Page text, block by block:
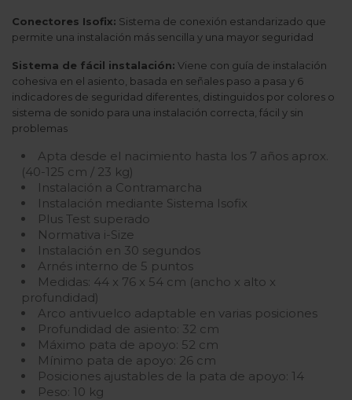
Conectores Isofix: Sistema de conexión estandarizado que
permite una instalación más sencilla y una mayor seguridad
Sistema de fácil instalación: Viene con guía de instalación
cohesiva en el asiento, basada en señales paso a pasa y 6
indicadores de seguridad diferentes, distinguidos por colores o
sistema de sonido para una instalación correcta, fácil y sin
problemas
Apta desde el nacimiento hasta los 7 años aprox.
(40-125 cm / 23 kg)
Instalación a Contramarcha
Instalación mediante Sistema Isofix
Plus Test superado
Normativa i-Size
Instalación en 30 segundos
Arnés interno de 5 puntos
Medidas: 44 x 76 x 54 cm (ancho x alto x
profundidad)
Arco antivuelco adaptable en varias posiciones
Profundidad de asiento: 32 cm
Máximo pata de apoyo: 52 cm
Mínimo pata de apoyo: 26 cm
Posiciones ajustables de la pata de apoyo: 14
Peso: 10 kg